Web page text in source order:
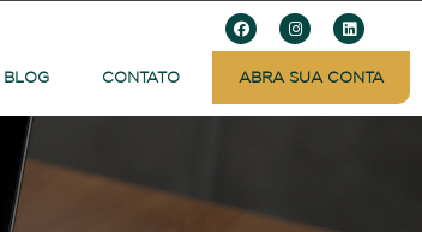
BLOG CONTATO ABRA SUA CONTA